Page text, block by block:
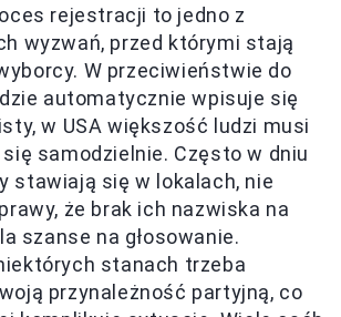
rejestracji to jedno z
wyzwań, przed którymi stają
W przeciwieństwie do
automatycznie wpisuje się
w USA większość ludzi musi
samodzielnie. Często w dniu
stawiają się w lokalach, nie
że brak ich nazwiska na
szanse na głosowanie.
stanach trzeba
przynależność partyjną, co